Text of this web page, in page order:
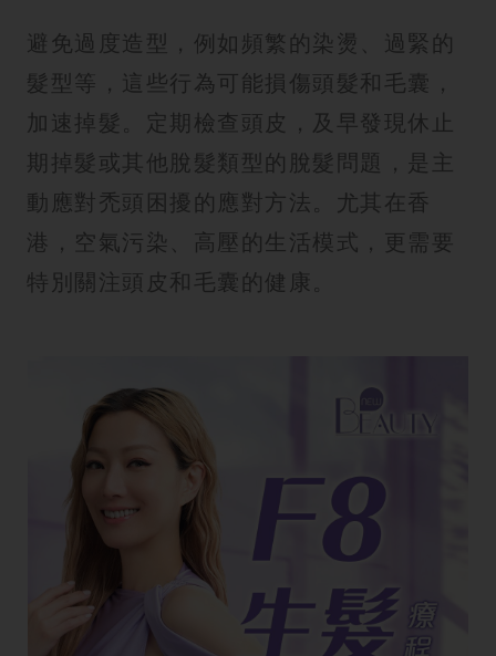
避免過度造型，例如頻繁的染燙、過緊的
髮型等，這些行為可能損傷頭髮和毛囊，
加速掉髮。定期檢查頭皮，及早發現休止
期掉髮或其他脫髮類型的脫髮問題，是主
動應對禿頭困擾的應對方法。尤其在香
港，空氣污染、高壓的生活模式，更需要
特別關注頭皮和毛囊的健康。